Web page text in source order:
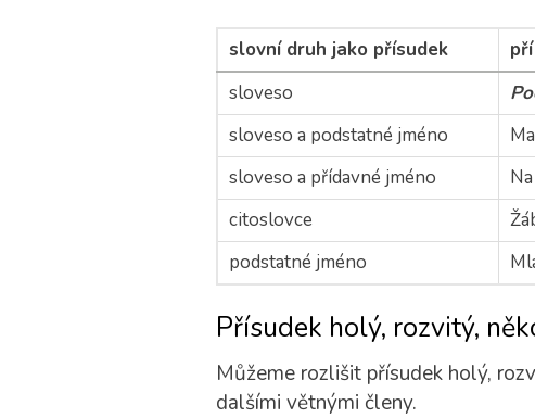
slovní druh jako přísudek
sloveso
sloveso a podstatné jméno
sloveso a přídavné jméno
citoslovce
podstatné jméno
Přísudek holý, rozvitý,
Můžeme rozlišit přísudek holý,
dalšími větnými členy.